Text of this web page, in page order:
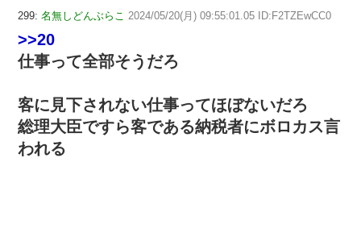
299: 名無しどんぶらこ 2024/05/20(月) 09:55:01.05 ID:F2TZEwCC0
>>20
仕事って全部そうだろ
客に見下されない仕事ってほぼないだろ
総理大臣ですら客である納税者にボロカス言
われる